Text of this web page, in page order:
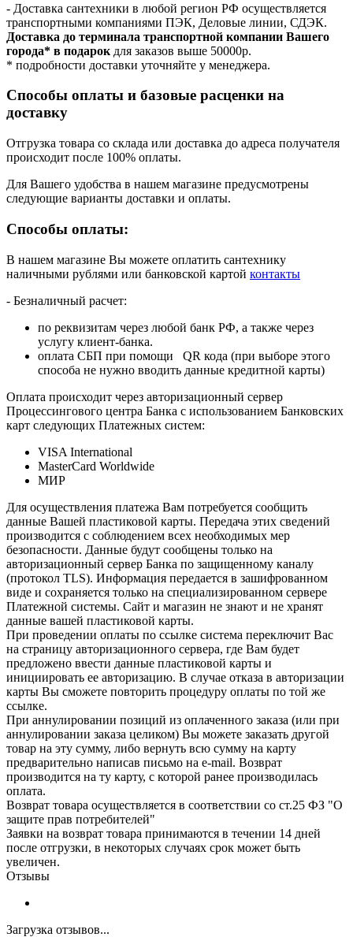
- Доставка сантехники в любой регион РФ осуществляется
транспортными компаниями ПЭК, Деловые линии, СДЭК.
Доставка до терминала транспортной компании Вашего
города* в подарок для заказов выше 50000р.
* подробности доставки уточняйте у менеджера.
Способы оплаты и базовые расценки на
доставку
Отгрузка товара со склада или доставка до адреса получателя
происходит после 100% оплаты.
Для Вашего удобства в нашем магазине предусмотрены
следующие варианты доставки и оплаты.
Способы оплаты:
В нашем магазине Вы можете оплатить сантехнику
наличными рублями или банковской картой контакты
- Безналичный расчет:
по реквизитам через любой банк РФ, а также через
услугу клиент-банка.
оплата СБП при помощи QR кода (при выборе этого
способа не нужно вводить данные кредитной карты)
Оплата происходит через авторизационный сервер
Процессингового центра Банка с использованием Банковских
карт следующих Платежных систем:
VISA International
MasterCard Worldwide
МИР
Для осуществления платежа Вам потребуется сообщить
данные Вашей пластиковой карты. Передача этих сведений
производится с соблюдением всех необходимых мер
безопасности. Данные будут сообщены только на
авторизационный сервер Банка по защищенному каналу
(протокол TLS). Информация передается в зашифрованном
виде и сохраняется только на специализированном сервере
Платежной системы. Сайт и магазин не знают и не хранят
данные вашей пластиковой карты.
При проведении оплаты по ссылке система переключит Вас
на страницу авторизационного сервера, где Вам будет
предложено ввести данные пластиковой карты и
инициировать ее авторизацию. В случае отказа в авторизации
карты Вы сможете повторить процедуру оплаты по той же
ссылке.
При аннулировании позиций из оплаченного заказа (или при
аннулировании заказа целиком) Вы можете заказать другой
товар на эту сумму, либо вернуть всю сумму на карту
предварительно написав письмо на e-mail. Возврат
производится на ту карту, с которой ранее производилась
оплата.
Возврат товара осуществляется в соответствии со ст.25 ФЗ "О
защите прав потребителей"
Заявки на возврат товара принимаются в течении 14 дней
после отгрузки, в некоторых случаях срок может быть
увеличен.
Отзывы
Загрузка отзывов...